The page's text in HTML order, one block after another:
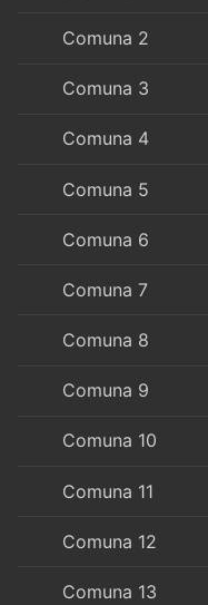
Comuna 2
Comuna 3
Comuna 4
Comuna 5
Comuna 6
Comuna 7
Comuna 8
Comuna 9
Comuna 10
Comuna 11
Comuna 12
Comuna 13